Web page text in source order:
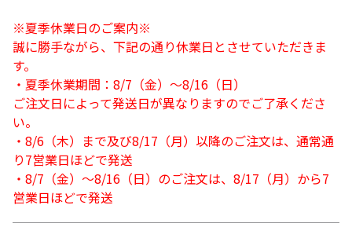
※夏季休業日のご案内※
誠に勝手ながら、下記の通り休業日とさせていただきま
す。
・夏季休業期間：8/7（金）～8/16（日）
ご注文日によって発送日が異なりますのでご了承くださ
い。
・8/6（木）まで及び8/17（月）以降のご注文は、通常通
り7営業日ほどで発送
・8/7（金）～8/16（日）のご注文は、8/17（月）から7
営業日ほどで発送